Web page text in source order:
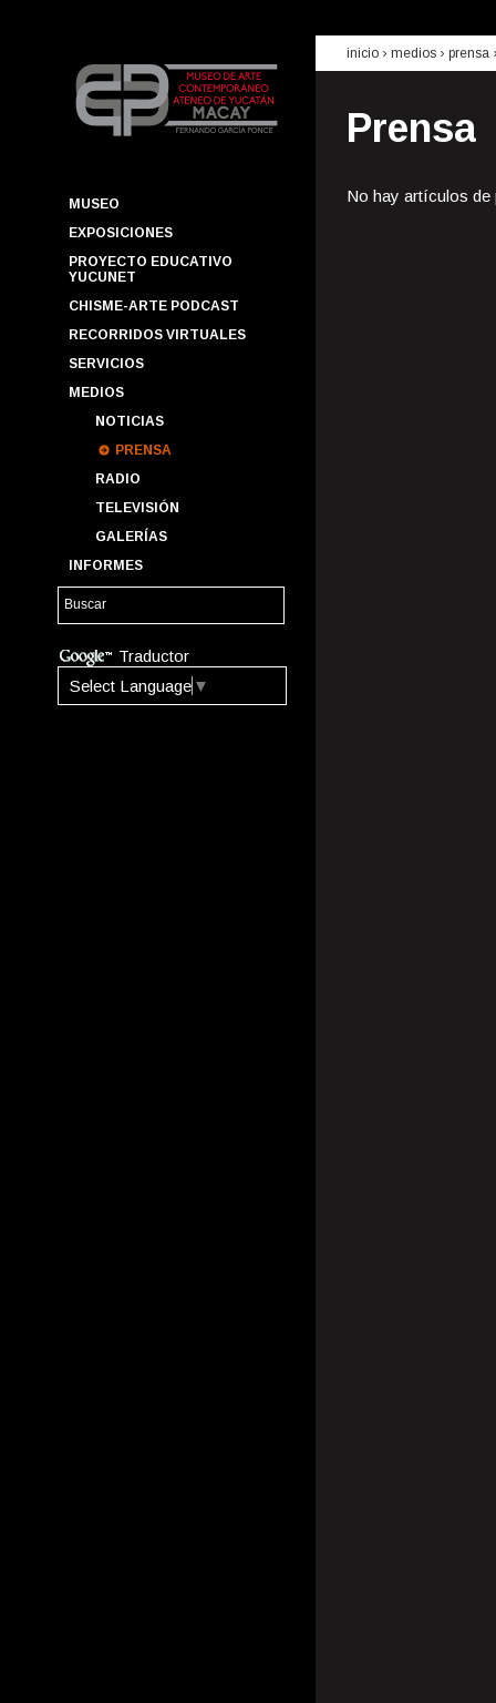
MUSEO
EXPOSICIONES
PROYECTO EDUCATIVO
YUCUNET
CHISME-ARTE PODCAST
RECORRIDOS VIRTUALES
SERVICIOS
MEDIOS
NOTICIAS
PRENSA
RADIO
TELEVISIÓN
GALERÍAS
INFORMES
Traductor
Select Language ▼
inicio › medios › prensa
Prensa
No hay artículos de